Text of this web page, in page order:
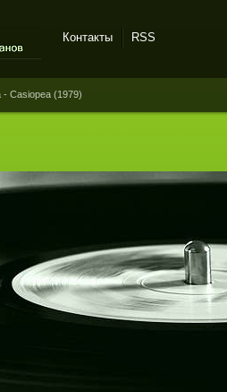
Контакты RSS
- Casiopea (1979)